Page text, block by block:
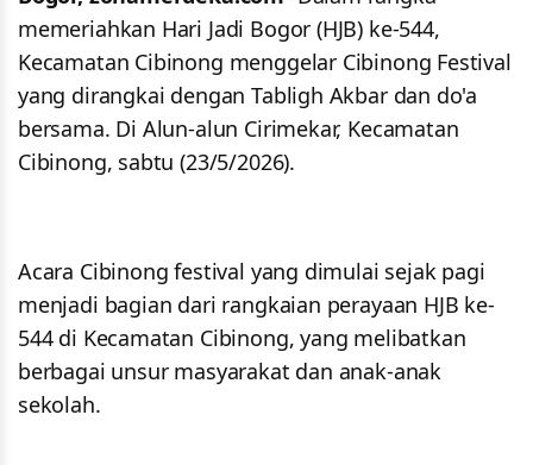
memeriahkan Hari Jadi Bogor (HJB) ke-544,
Kecamatan Cibinong menggelar Cibinong Festival
yang dirangkai dengan Tabligh Akbar dan do'a
bersama. Di Alun-alun Cirimekar, Kecamatan
Cibinong, sabtu (23/5/2026).
Acara Cibinong festival yang dimulai sejak pagi
menjadi bagian dari rangkaian perayaan HJB ke-
544 di Kecamatan Cibinong, yang melibatkan
berbagai unsur masyarakat dan anak-anak
sekolah.